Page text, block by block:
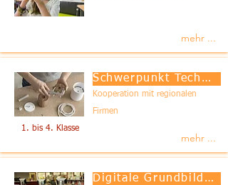
mehr ...
1. bis 4. Klasse
Schwerpunkt Technik
Kooperation mit regionalen
Firmen
mehr ...
Digitale Grundbildung / Office